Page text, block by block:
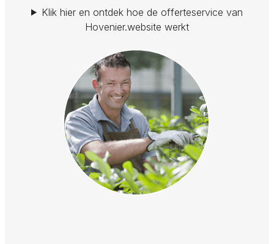
Klik hier en ontdek hoe de offerteservice van
Hovenier.website werkt